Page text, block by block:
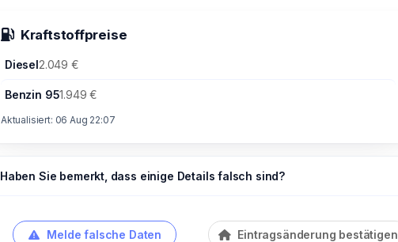
Kraftstoffpreise
Diesel2.049 €
Benzin 951.949 €
Aktualisiert: 06 Aug 22:07
Haben Sie bemerkt, dass einige Details falsch sind?
Melde falsche Daten Eintragsänderung bestätigen